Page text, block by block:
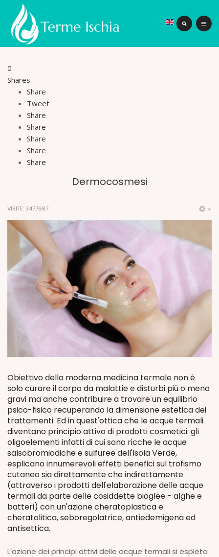
0
Shares
Share
Tweet
Share
Share
Share
Share
Share
Dermocosmesi
VISITE: 3477687
Obiettivo della moderna medicina termale non è
solo curare il corpo da malattie e disturbi più o meno
gravi ma anche contribuire a trovare un equilibrio
psico-fisico recuperando la dimensione estetica dei
trattamenti. Ed in quest'ottica che le acque termali
diventano principio attivo di prodotti cosmetici: gli
oligoelementi infatti di cui sono ricche le acque
salsobromiodiche e sulfuree dell'Isola Verde,
esplicano innumerevoli effetti benefici sul trofismo
cutaneo sia direttamente che indirettamente
(attraverso i prodotti dell'elaborazione delle acque
termali da parte delle cosiddette bioglee - alghe e
batteri) con un'azione cheratoplastica e
cheratolitica, seboregolatrice, antiedemigena ed
antisettica.
L'azione dei principi attivi delle acque termali si espleta